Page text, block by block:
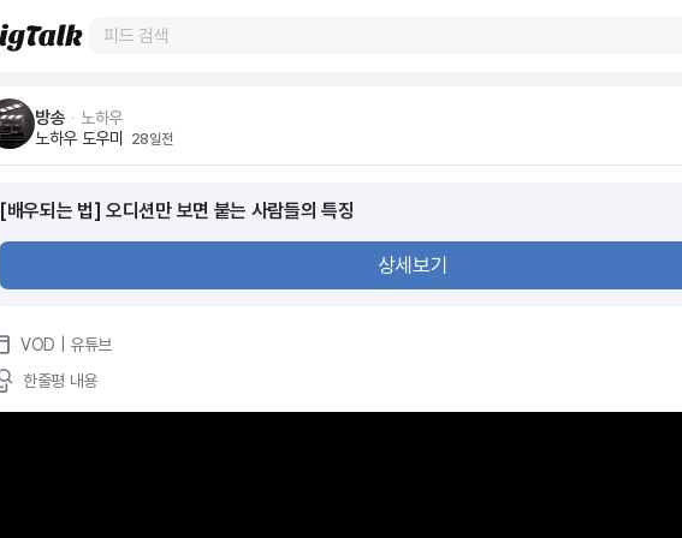
방송 ᆞ 노하우
노하우 도우미
28일전
[배우되는 법] 오디션만 보면 붙는 사람들의 특징
상세보기
VOD | 유튜브
한줄평 내용